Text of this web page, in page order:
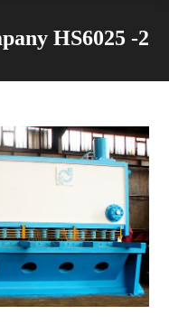
HS6025 -2